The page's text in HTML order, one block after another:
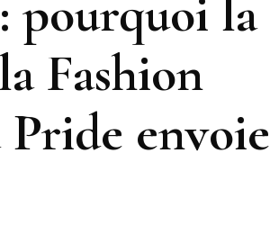
pourquoi la
Fashion
envoie